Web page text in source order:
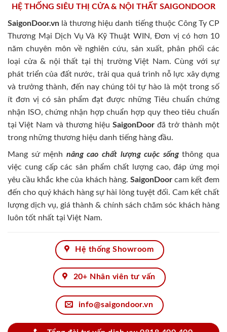
HỆ THỐNG SIÊU THỊ CỬA & NỘI THẤT SAIGONDOOR
SaigonDoor.vn là thương hiệu danh tiếng thuộc Công Ty CP
Thương Mại Dịch Vụ Và Kỹ Thuật WIN, Đơn vị có hơn 10
năm chuyên môn về nghiên cứu, sản xuất, phân phối các
loại cửa & nội thất tại thị trường Việt Nam. Cùng với sự
phát triển của đất nước, trải qua quá trình nỗ lực xây dựng
và trưởng thành, đến nay chúng tôi tự hào là một trong số
ít đơn vị có sản phẩm đạt được những Tiêu chuẩn chứng
nhận ISO, chứng nhận hợp chuẩn hợp quy theo tiêu chuẩn
tại Việt Nam và thương hiệu SaigonDoor đã trở thành một
trong những thương hiệu danh tiếng hàng đầu.
Mang sứ mệnh nâng cao chất lượng cuộc sốngthông qua
việc cung cấp các sản phẩm chất lượng cao, đáp ứng mọi
yêu cầu khắc khe của khách hàng. SaigonDoorcam kết đem
đến cho quý khách hàng sự hài lòng tuyệt đối. Cam kết chất
lượng dịch vụ, giá thành & chính sách chăm sóc khách hàng
luôn tốt nhất tại Việt Nam.
Hệ thống Showroom
20+ Nhân viên tư vấn
info@saigondoor.vn